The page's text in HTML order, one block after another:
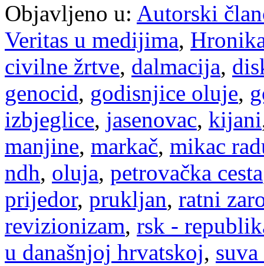
Objavljeno u: Autorski
Veritas u medijima,
civilne žrtve, dalmacija,
genocid, godisnjice oluje,
izbjeglice, jasenovac, kijani
manjine, markač, mikac
ndh, oluja, petrovačka cesta
prijedor, prukljan, ratni
revizionizam, rsk -
u današnjoj hrvatskoj,